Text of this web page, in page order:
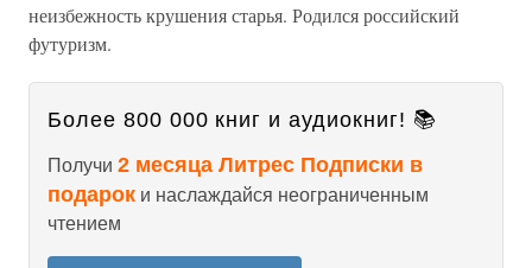
неизбежность крушения старья. Родился российский
футуризм.
Более 800 000 книг и аудиокниг! 📚
Получи 2 месяца Литрес Подписки в
подарок и наслаждайся неограниченным
чтением